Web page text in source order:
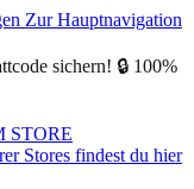
Zur Hauptnavigation
sichern! 🔒 100%
STORE
Stores findest du hier